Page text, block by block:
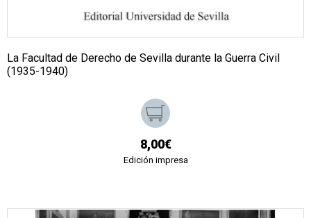
La Facultad de Derecho de Sevilla durante la Guerra Civil
(1935-1940)
8,00€
Edición impresa